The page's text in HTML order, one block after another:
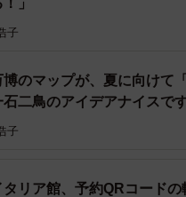
」
子
博のマップが、夏に向け
二鳥のアイデアナイスです
子
タリア館、予約QRコード